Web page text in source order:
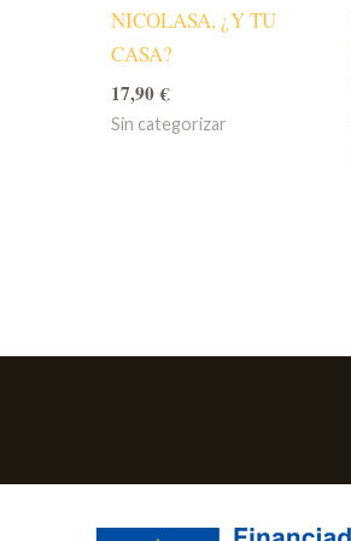
NICOLASA, ¿Y TU
CASA?
17,90€
Sin categorizar